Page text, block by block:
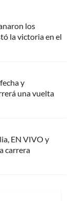
los
la victoria en el
y
una vuelta
EN VIVO y
carrera